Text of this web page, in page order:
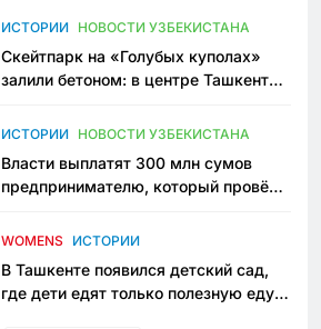
Узбекистане
ИСТОРИИ НОВОСТИ УЗБЕКИСТАНА
Скейтпарк на «Голубых куполах»
залили бетоном: в центре Ташкента
пространство
ИСТОРИИ НОВОСТИ УЗБЕКИСТАНА
Власти выплатят 300 млн сумов
предпринимателю, который провёл
приговору
WOMENS ИСТОРИИ
В Ташкенте появился детский сад,
где дети едят только полезную еду.